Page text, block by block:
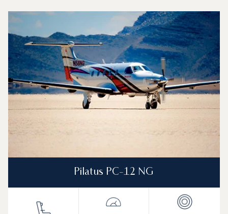
Foto dell'aeromobile
Modello di aeromobile
Posti
Velocità (km/h)
Velocità (nodi)
Autonomia
Autonomia (NM)
Pilatus PC-12 NG